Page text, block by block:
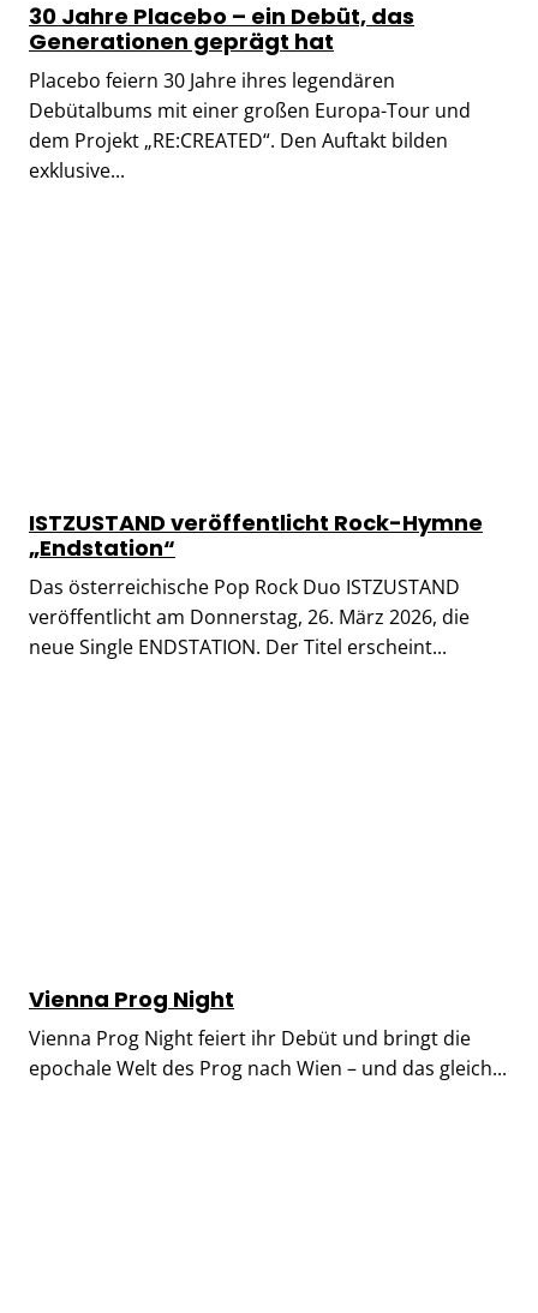
30 Jahre Placebo – ein Debüt, das
Generationen geprägt hat
Placebo feiern 30 Jahre ihres legendären
Debütalbums mit einer großen Europa-Tour und
dem Projekt „RE:CREATED“. Den Auftakt bilden
exklusive...
ISTZUSTAND veröffentlicht Rock-Hymne
„Endstation“
Das österreichische Pop Rock Duo ISTZUSTAND
veröffentlicht am Donnerstag, 26. März 2026, die
neue Single ENDSTATION. Der Titel erscheint...
Vienna Prog Night
Vienna Prog Night feiert ihr Debüt und bringt die
epochale Welt des Prog nach Wien – und das gleich...